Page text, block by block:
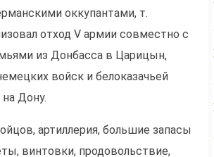
оккупантами, т.
отход V армии совместно с
из Донбасса в Царицын,
войск и белоказачьей
Дону.
артиллерия, большие запасы
винтовки, продовольствие,